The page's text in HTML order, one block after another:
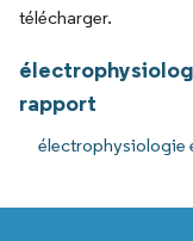
télécharger.
rapport
électrophysiologie